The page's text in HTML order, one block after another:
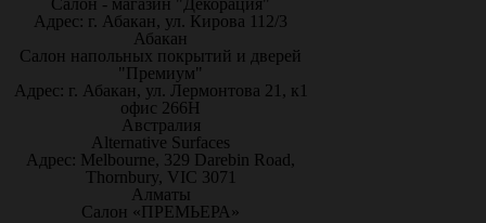
Салон - магазин "Декорация"
Адрес: г. Абакан, ул. Кирова 112/3
Абакан
Салон напольных покрытий и дверей
"Премиум"
Адрес: г. Абакан, ул. Лермонтова 21, к1
офис 266Н
Австралия
Alternative Surfaces
Адрес: Melbourne, 329 Darebin Road,
Thornbury, VIC 3071
Алматы
Салон «ПРЕМЬЕРА»